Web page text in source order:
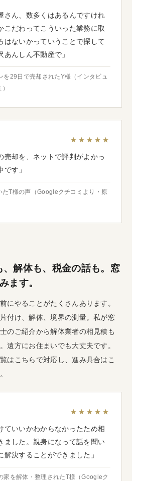
さん、数多くはあるんですけれ
こだわってこういった業務に取
はないかっていうことで探して
あんしん不動産で」
を29日で売却されたY様（インタビュ
★★★★★
売却を、ネットで評判がよかっ
です」
たT様の声（Googleクチコミより・原
、解体も、税金の話も。窓
ます。
にやることがたくさんあります。
付け、解体、境界の測量。私が窓
のご紹介から解体業者の相見積も
遠方にお住まいでも大丈夫です。
はこちらで対応し、進み具合はこ
★★★★★
ていいかわからなかったため相
ました。親身になって話を聞い
解決することができました」
家を解体・整理されたT様（Googleク